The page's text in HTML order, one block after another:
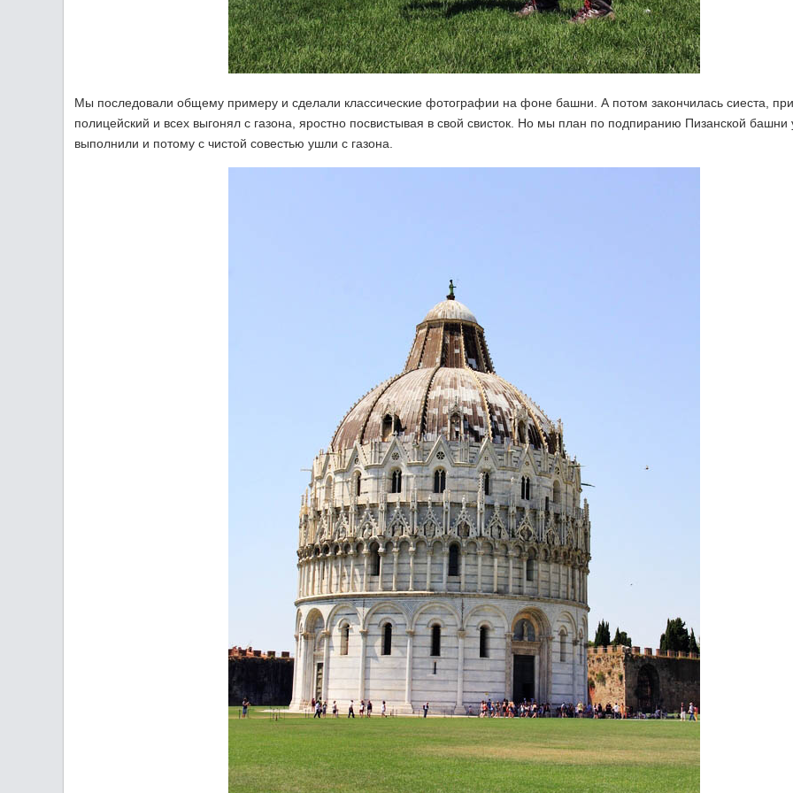
Мы последовали общему примеру и сделали классические фотографии на фоне башни. А потом закончилась сиеста,
полицейский и всех выгонял с газона, яростно посвистывая в свой свисток. Но мы план по подпиранию Пизанской башни
выполнили и потому с чистой совестью ушли с газона.